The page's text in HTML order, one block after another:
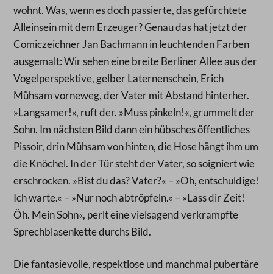
wohnt. Was, wenn es doch passierte, das gefürchtete
Alleinsein mit dem Erzeuger? Genau das hat jetzt der
Comiczeichner Jan Bachmann in leuchtenden Farben
ausgemalt: Wir sehen eine breite Berliner Allee aus der
Vogelperspektive, gelber Laternenschein, Erich
Mühsam vorneweg, der Vater mit Abstand hinterher.
»Langsamer!«, ruft der. »Muss pinkeln!«, grummelt der
Sohn. Im nächsten Bild dann ein hübsches öffentliches
Pissoir, drin Mühsam von hinten, die Hose hängt ihm um
die Knöchel. In der Tür steht der Vater, so soigniert wie
erschrocken. »Bist du das? Vater?« – »Oh, entschuldige!
Ich warte.« – »Nur noch abtröpfeln.« – »Lass dir Zeit!
Öh. Mein Sohn«, perlt eine vielsagend verkrampfte
Sprechblasenkette durchs Bild.
Die fantasievolle, respektlose und manchmal pubertäre